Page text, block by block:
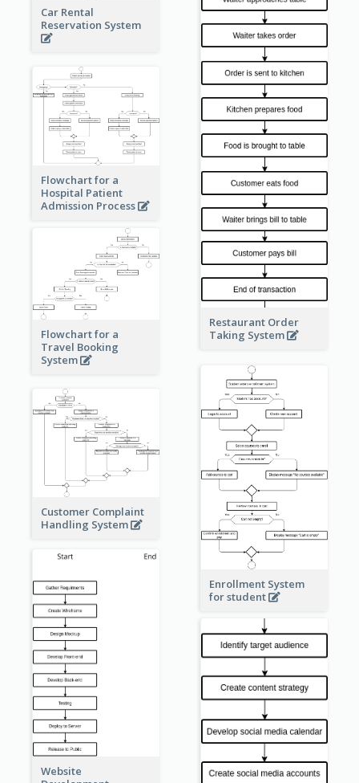
Car Rental
Reservation System
Restaurant Order
Taking System
Flowchart for a
Hospital Patient
Admission Process
Flowchart for a
Travel Booking
System
Enrollment System
for student
Customer Complaint
Handling System
Website